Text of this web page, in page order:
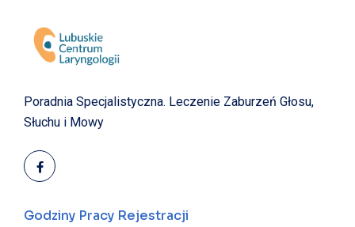
Poradnia Specjalistyczna. Leczenie Zaburzeń Głosu,
Słuchu i Mowy
Godziny Pracy Rejestracji